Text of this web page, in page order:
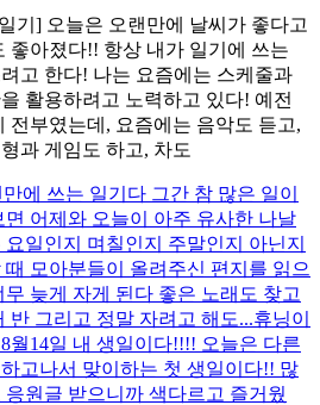
기] 오늘은 오랜만에 날씨가 좋다고
좋아졌다!! 항상 내가 일기에 쓰는
고 한다! 나는 요즘에는 스케줄과
활용하려고 노력하고 있다! 예전
전부였는데, 요즘에는 음악도 듣고,
과 게임도 하고, 차도
에 쓰는 일기다 그간 참 많은 일이
어제와 오늘이 아주 유사한 나날
일인지 며칠인지 주말인지 아닌지
모아분들이 올려주신 편지를 읽으
늦게 자게 된다 좋은 노래도 찾고
반 그리고 정말 자려고 해도...휴닝이
월14일 내 생일이다!!!! 오늘은 다른
고나서 맞이하는 첫 생일이다!! 많
원글 받으니까 색다르고 즐거웠